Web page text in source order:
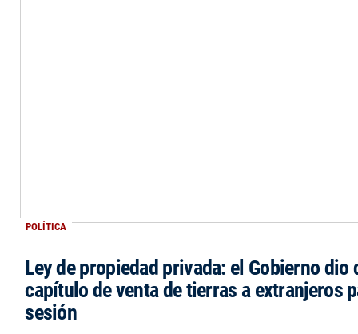
POLÍTICA
Ley de propiedad privada: el Gobierno dio
capítulo de venta de tierras a extranjeros
sesión